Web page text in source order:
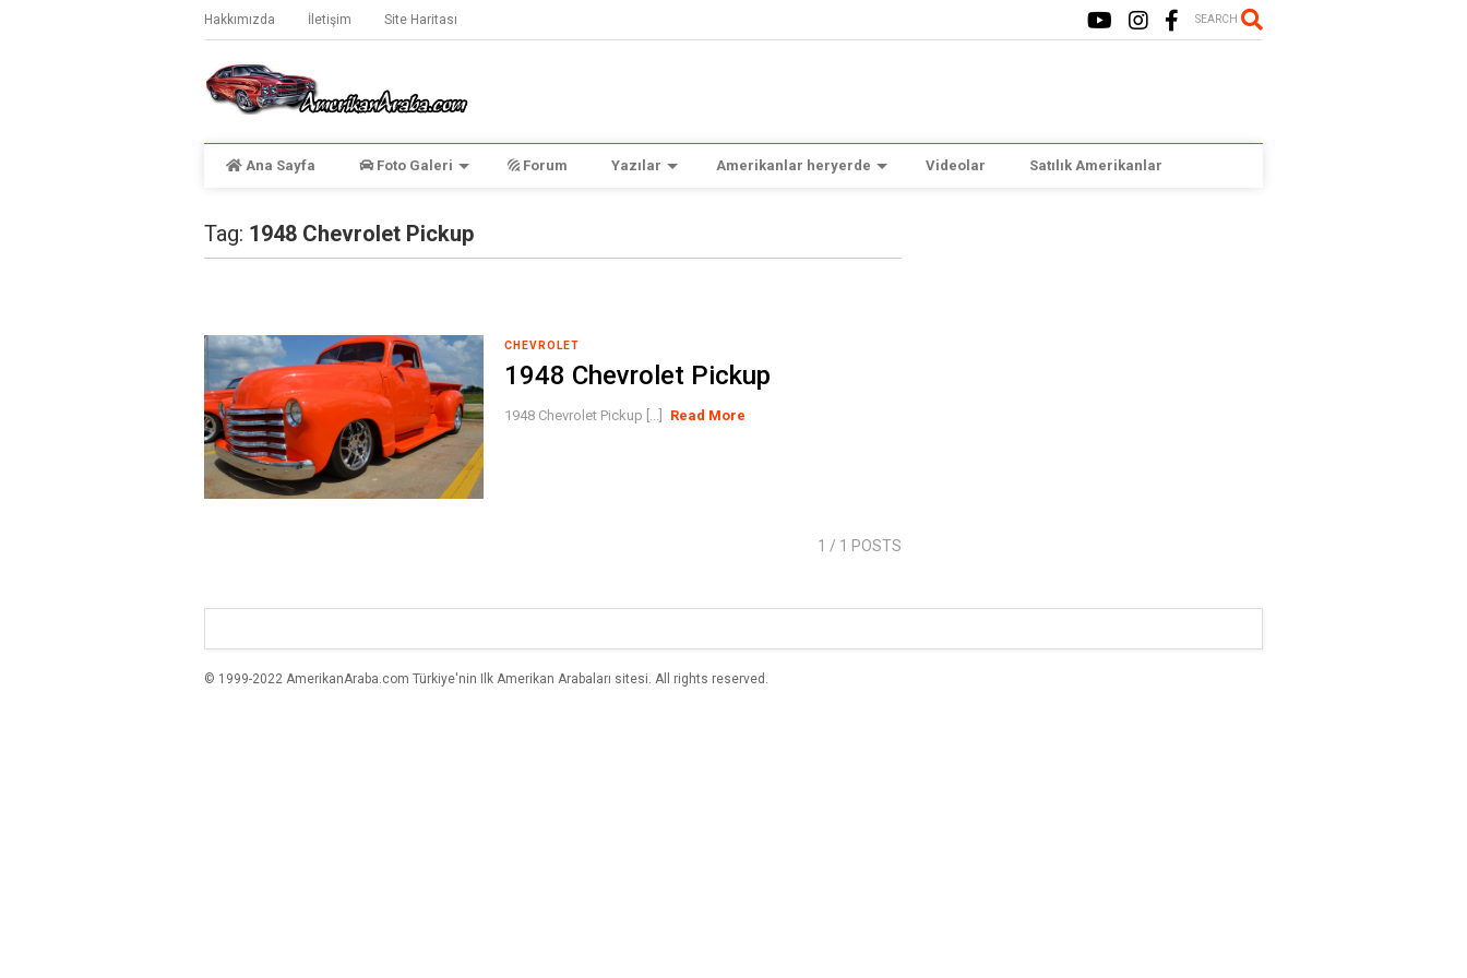
Hakkımızda İletişim Site Haritası SEARCH
Ana Sayfa Foto Galeri Forum Yazılar Amerikanlar heryerde Videolar Satılık Amerikanlar
Tag: 1948 Chevrolet Pickup
CHEVROLET
1948 Chevrolet Pickup
1948 Chevrolet Pickup [...] Read More
1 / 1 POSTS
© 1999-2022 AmerikanAraba.com Türkiye'nin Ilk Amerikan Arabaları sitesi. All rights reserved.